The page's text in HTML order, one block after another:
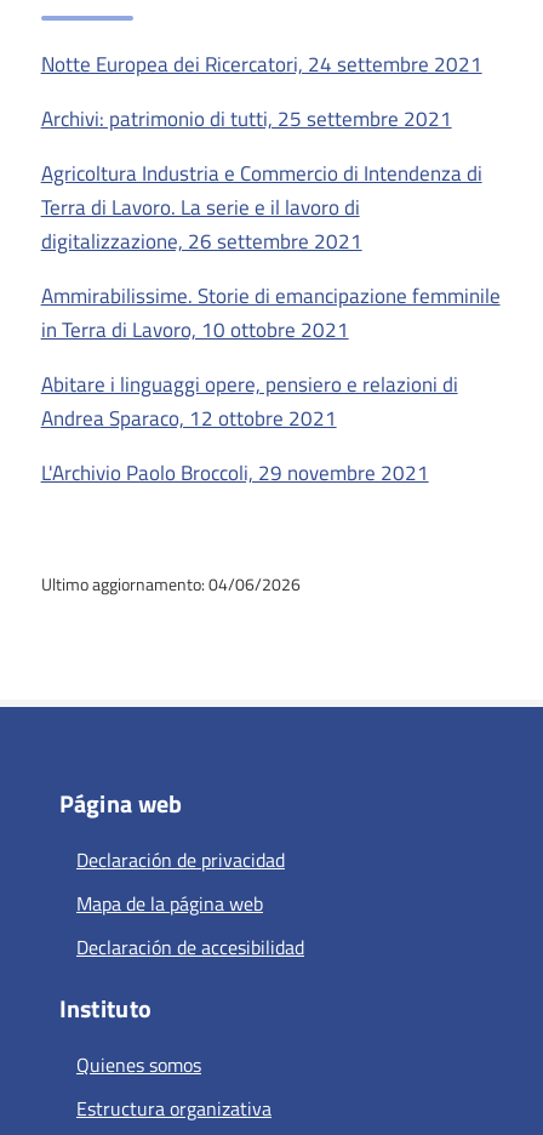
Notte Europea dei Ricercatori, 24 settembre 2021
Archivi: patrimonio di tutti, 25 settembre 2021
Agricoltura Industria e Commercio di Intendenza di
Terra di Lavoro. La serie e il lavoro di
digitalizzazione, 26 settembre 2021
Ammirabilissime. Storie di emancipazione femminile
in Terra di Lavoro, 10 ottobre 2021
Abitare i linguaggi opere, pensiero e relazioni di
Andrea Sparaco, 12 ottobre 2021
L'Archivio Paolo Broccoli, 29 novembre 2021
Ultimo aggiornamento: 04/06/2026
Página web
Declaración de privacidad
Mapa de la página web
Declaración de accesibilidad
Instituto
Quienes somos
Estructura organizativa